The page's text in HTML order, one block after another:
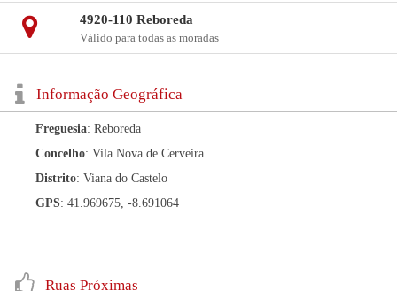
4920-110 Reboreda
Válido para todas as moradas
Informação Geográfica
Freguesia: Reboreda
Concelho: Vila Nova de Cerveira
Distrito: Viana do Castelo
GPS: 41.969675, -8.691064
Ruas Próximas